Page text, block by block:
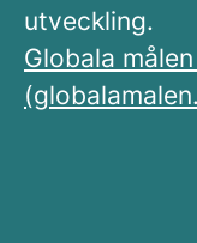
utveckling.
Globala